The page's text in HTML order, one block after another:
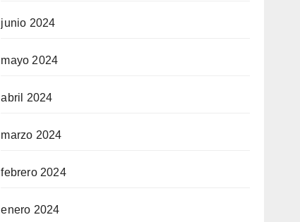
junio 2024
mayo 2024
abril 2024
marzo 2024
febrero 2024
enero 2024